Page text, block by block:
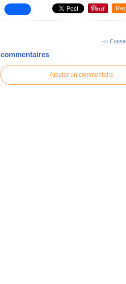
<<
commentaires
Ajouter un commentaire